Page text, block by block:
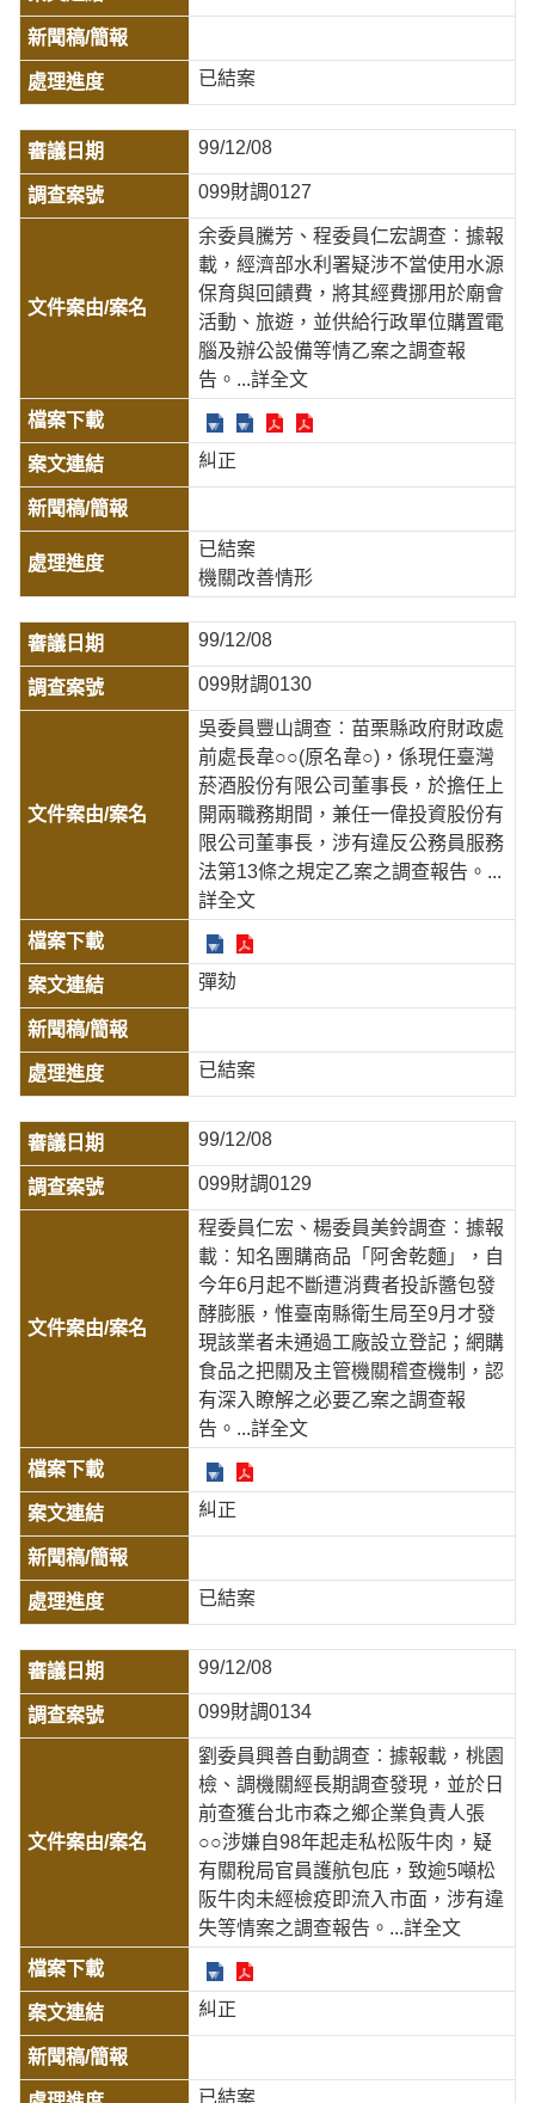
已結案
99/12/08
099財調0127
余委員騰芳、程委員仁宏調查︰據報
載，經濟部水利署疑涉不當使用水源
保育與回饋費，將其經費挪用於廟會
活動、旅遊，並供給行政單位購置電
腦及辦公設備等情乙案之調查報
告。 ...詳全文
糾正
已結案
機關改善情形
99/12/08
099財調0130
吳委員豐山調查︰苗栗縣政府財政處
前處長韋○○(原名韋○)，係現任臺灣
菸酒股份有限公司董事長，於擔任上
開兩職務期間，兼任一偉投資股份有
限公司董事長，涉有違反公務員服務
法第13條之規定乙案之調查報告。 ...
詳全文
彈劾
已結案
99/12/08
099財調0129
程委員仁宏、楊委員美鈴調查︰據報
載︰知名團購商品「阿舍乾麵」，自
今年6月起不斷遭消費者投訴醬包發
酵膨脹，惟臺南縣衛生局至9月才發
現該業者未通過工廠設立登記；網購
食品之把關及主管機關稽查機制，認
有深入瞭解之必要乙案之調查報
告。 ...詳全文
糾正
已結案
99/12/08
099財調0134
劉委員興善自動調查︰據報載，桃園
檢、調機關經長期調查發現，並於日
前查獲台北市森之鄉企業負責人張
○○涉嫌自98年起走私松阪牛肉，疑
有關稅局官員護航包庇，致逾5噸松
阪牛肉未經檢疫即流入市面，涉有違
失等情案之調查報告。 ...詳全文
糾正
已結案